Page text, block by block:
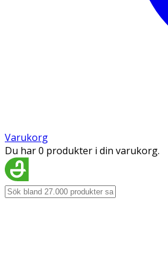
Varukorg
Du har 0 produkter i din varukorg.